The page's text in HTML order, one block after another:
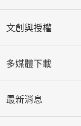
本院北部院區第
上一則
文創與授權
多媒體下載
最新消息